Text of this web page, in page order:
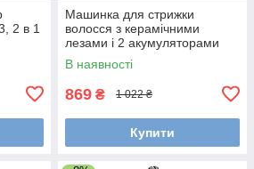
2 в 1
Машинка для стрижки
волосся з керамічними
лезами і 2 акумуляторами
Kemei 6688
В наявності
869 ₴ 1 022 ₴
Купити